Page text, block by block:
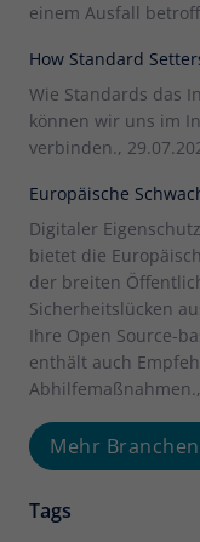
einem Ausfall
How Standard
Wie Standards das
können wir uns im
verbinden.,
Europäische
Digitaler
bietet die
der breiten
Sicherheitslücken
Ihre Open Source-
enthält auch
Mehr
Tags